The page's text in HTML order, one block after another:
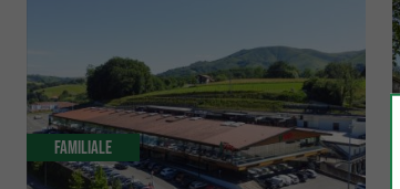
Familiale